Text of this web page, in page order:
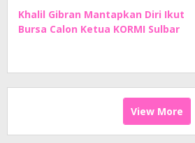
Khalil Gibran Mantapkan Diri Ikut
Bursa Calon Ketua KORMI Sulbar
View More